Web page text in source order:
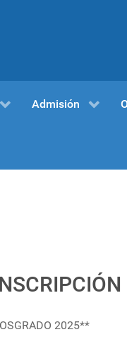
Admisión
2025**